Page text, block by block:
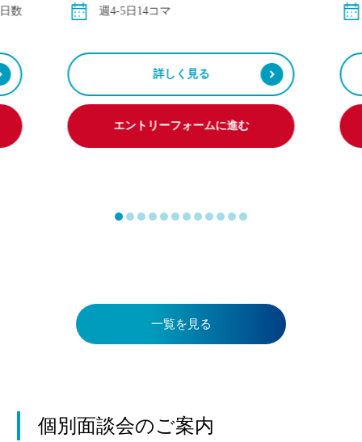
、
数
※12月や年明けも月額固定で安定収入
週4-5日14コマ
詳しく見る
エントリーフォームに進む
一覧を見る
個別面談会のご案内